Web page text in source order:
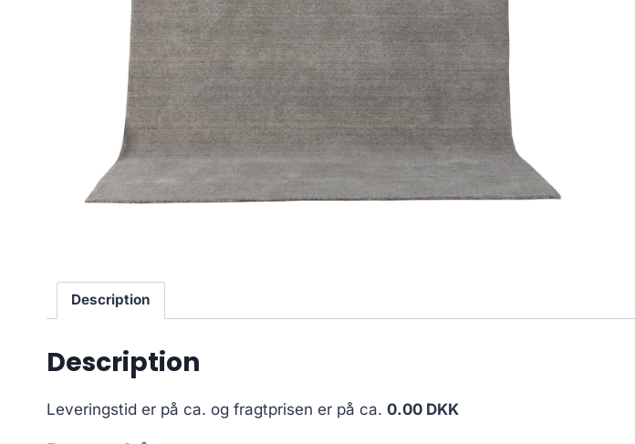
Description
Description
Leveringstid er på ca. og fragtprisen er på ca. 0.00 DKK